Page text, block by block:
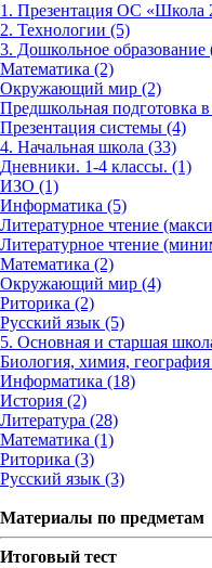
1. Презентация ОС «Школа
2. Технологии (5)
3. Дошкольное образование
Математика (2)
Окружающий мир (2)
Предшкольная подготовка
Презентация системы (4)
4. Начальная школа (33)
Дневники. 1-4 классы. (1)
ИЗО (1)
Информатика (5)
Литературное чтение
Литературное чтение
Математика (2)
Окружающий мир (4)
Риторика (2)
Русский язык (5)
5. Основная и старшая
Биология, химия,
Информатика (18)
История (2)
Литература (28)
Математика (1)
Риторика (3)
Русский язык (3)
Материалы по предметам
Итоговый тест